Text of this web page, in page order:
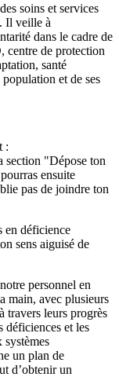
soins et services
Il veille à
dans le cadre de
centre de protection
santé
et de ses
:
section "Dépose ton
ensuite
pas de joindre ton
en déficience
sens aiguisé de
personnel en
main, avec plusieurs
travers leurs progrès
déficiences et les
systèmes
un plan de
d’obtenir un